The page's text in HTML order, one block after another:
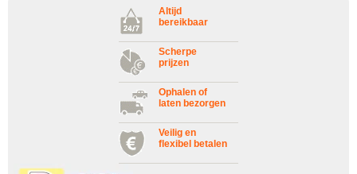
Altijd
bereikbaar
Scherpe
prijzen
Ophalen of
laten bezorgen
Veilig en
flexibel betalen